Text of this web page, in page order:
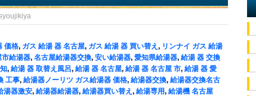
価格, ガス 給湯 器 名古屋, ガス 給湯 器 買い替え , リンナイ ガス 給湯
市給湯器, 名古屋給湯器交換, 安い給湯器, 愛知県給湯器, 給湯 器 交換
, 給湯 器 取替え風呂, 給湯 器 名古屋, 給湯 器 名古屋 市, 給湯 器 愛
工事, 給湯器ノーリツ ガス給湯器 価格, 給湯器交換, 給湯器交換名古
湯器激安, 給湯器給湯器, 給湯器買い替え , 給湯専用, 給湯機 名古屋